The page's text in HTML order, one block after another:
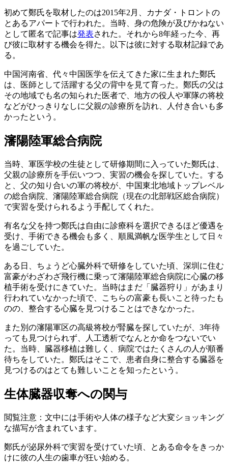
初めて鄭氏を取材したのは2015年2月、カナダ・トロントの
とあるアパートで行われた。当時、身の危険が及びかねない
として匿名で記事は発表された。それから8年経った今、再
び彼に取材する機会を得た。以下は彼に対する取材記録であ
る。
中国河南省、代々中国医学を伝えてきた家に生まれた鄭氏
は、医師として活躍する父の背中を見て育った。鄭氏の父は
その地域でも名の知られた医者で、地方の役人や軍隊の将校
などがひっきりなしに父親の診療所を訪れ、人付き合いも多
かったという。
瀋陽陸軍総合病院
当時、軍医学校の生徒として研修期間に入っていた鄭氏は、
父親の診療所を手伝いつつ、実習の機会を探していた。する
と、父の知り合いの軍の将校が、中国東北地域トップレベル
の総合病院、瀋陽陸軍総合病院（現在の北部戦区総合病院）
で実習を受けられるよう手配してくれた。
有名な父を持つ鄭氏は自由に診療科を選択できるほど優遇を
受け、手術できる機会も多く、順風満帆な医学生として日々
を過ごしていた。
ある日、ちょうど心臓外科で研修をしていた頃、深圳に住む
富豪がわざわざ飛行機に乗って瀋陽陸軍総合病院に心臓の移
植手術を受けにきていた。当時はまだ「臓器狩り」があまり
行われていなかった頃で、こちらの富豪も長いこと待ったも
のの、整合する心臓を見つけることはできなかった。
また別の瀋陽軍区の高級将校が腎臓を探していたが、3年待
っても見つけられず、人工透析でなんとか命をつないでい
た。当時、臓器移植は難しく、病院ではたくさんの人が順番
待ちをしていた。鄭氏はそこで、患者自身に整合する臓器を
見つけるのはとても難しいことを知ったという。
生体臓器収奪への関与
閲覧注意：文中には手術や人体の様子など大変ショッキング
な描写が含まれています。
鄭氏が泌尿外科で実習を受けていた頃、とある命令をきっか
けに彼の人生の歯車が狂い始める。